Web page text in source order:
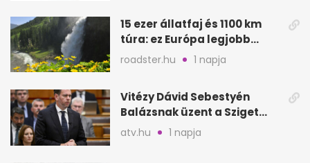
15 ezer állatfaj és 1100 km
túra: ez Európa legjobb
nemzeti parkja
roadster.hu 1 napja
Vitézy Dávid Sebestyén
Balázsnak üzent a Sziget
után: Dj Oti megmozgatta a
atv.hu 1 napja